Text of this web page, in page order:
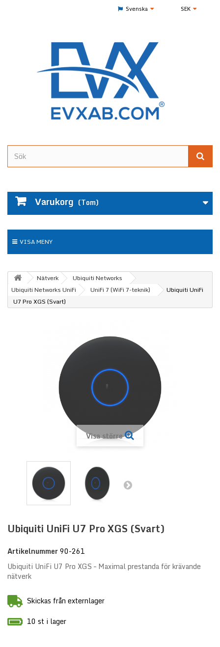
SEK
Svenska
Varukorg (Tom)
VISA MENY
Nätverk
Ubiquiti Networks
Ubiquiti Networks UniFi
UniFi 7 (WiFi 7-teknik)
Ubiquiti UniFi
U7 Pro XGS (Svart)
Visa större
Ubiquiti UniFi U7 Pro XGS (Svart)
Artikelnummer90-261
Ubiquiti UniFi U7 Pro XGS – Maximal prestanda för krävande
nätverk
Skickas från externlager
10 st i lager